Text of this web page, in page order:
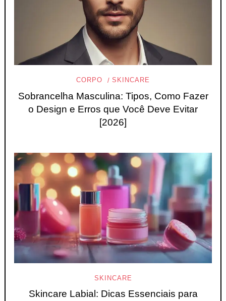
CORPO SKINCARE
Sobrancelha Masculina: Tipos, Como Fazer
o Design e Erros que Você Deve Evitar
[2026]
SKINCARE
Skincare Labial: Dicas Essenciais para